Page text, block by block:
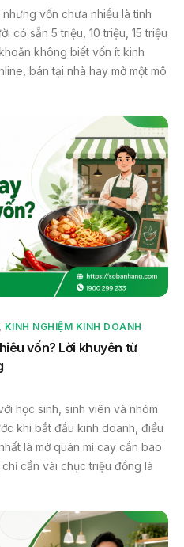
vốn chưa nhiều là tình
có sẵn 5 triệu, 10 triệu, 15 triệu
không biết vốn ít kinh
bán tại nhà hay mở một mô
, KINH NGHIỆM KINH DOANH
vốn? Lời khuyên từ
học sinh, sinh viên và nhóm
khi bắt đầu kinh doanh, điều
là mở quán mì cay cần bao
cần vài chục triệu đồng là